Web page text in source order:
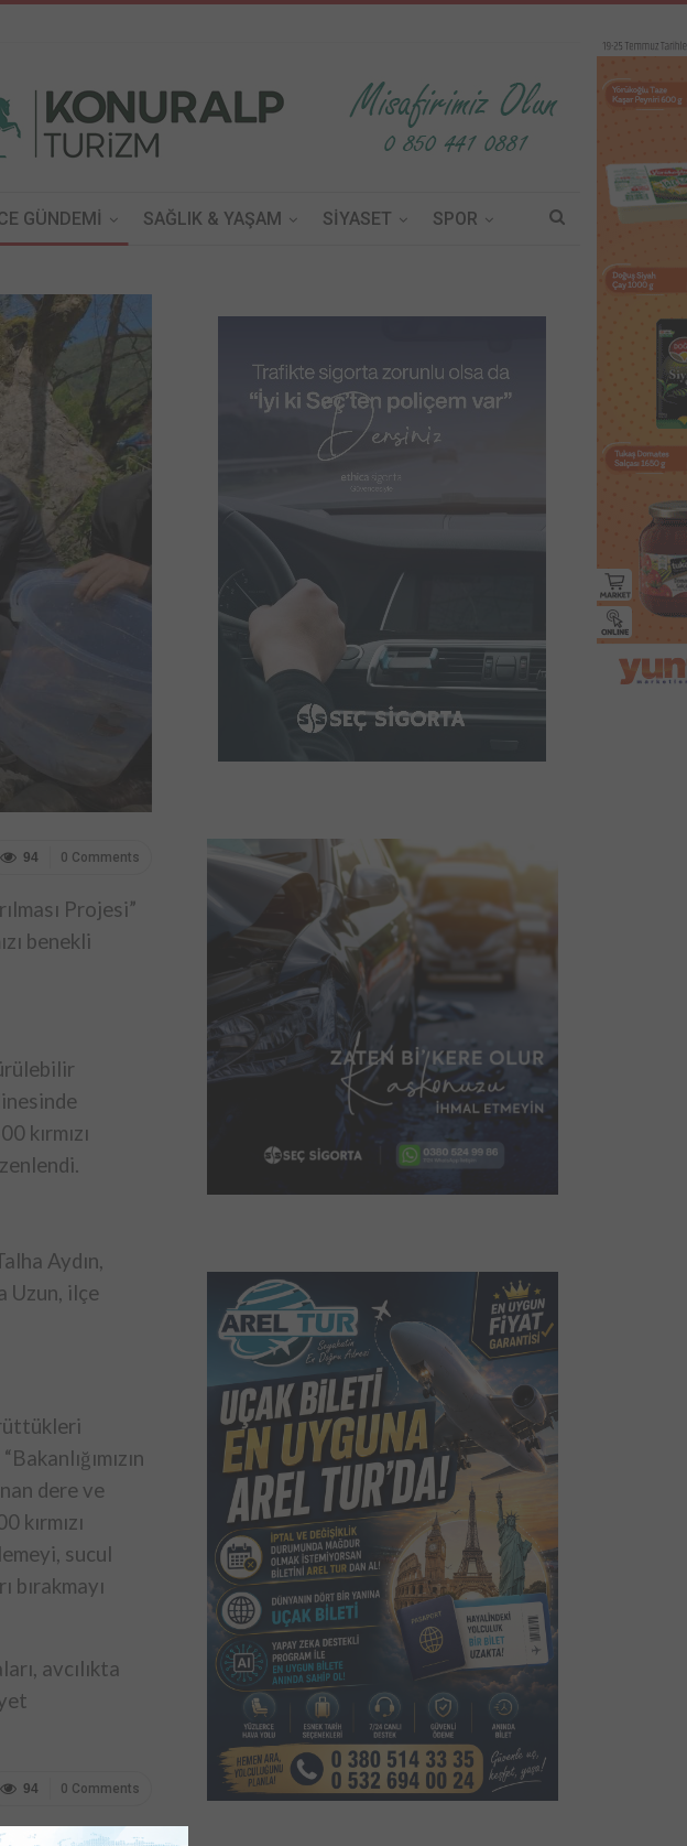
GÜNDEMİ SAĞLIK & YAŞAM SİYASET SPOR
0 Comments
94
Projesi”
benekli
kırmızı
Aydın,
Uzun, ilçe
dere ve
kırmızı
sucul
bırakmayı
avcılıkta
0 Comments
94